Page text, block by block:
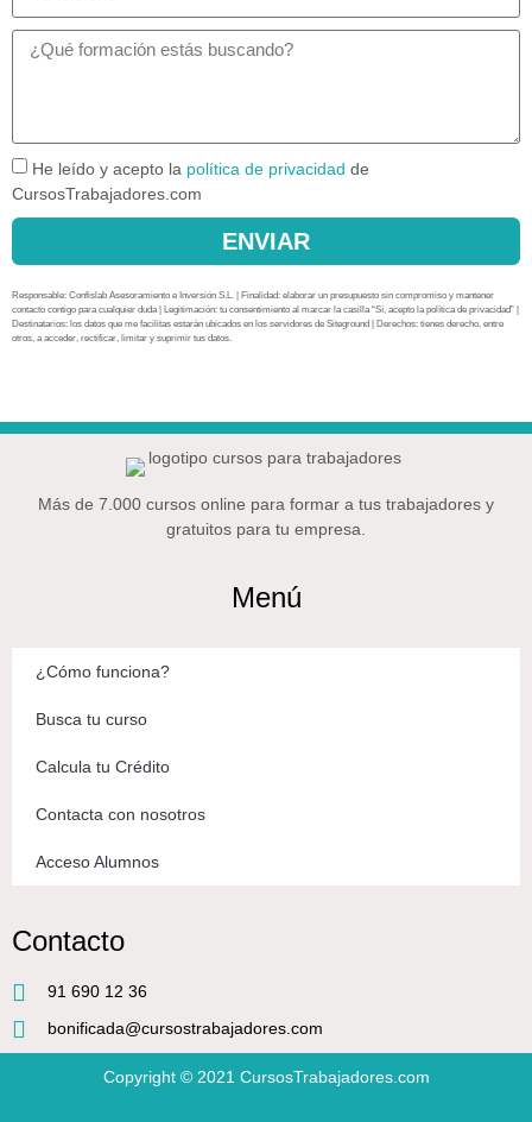
He leído y acepto la política de privacidad de
CursosTrabajadores.com
ENVIAR
Responsable: Confislab Asesoramiento e Inversión S.L. | Finalidad: elaborar un presupuesto sin compromiso y mantener
contacto contigo para cualquier duda | Legitimación: tu consentimiento al marcar la casilla “Sí, acepto la política de privacidad” |
Destinatarios: los datos que me facilitas estarán ubicados en los servidores de Siteground | Derechos: tienes derecho, entre
otros, a acceder, rectificar, limitar y suprimir tus datos.
Más de 7.000 cursos online para formar a tus trabajadores y
gratuitos para tu empresa.
Menú
¿Cómo funciona?
Busca tu curso
Calcula tu Crédito
Contacta con nosotros
Acceso Alumnos
Contacto
91 690 12 36
bonificada@cursostrabajadores.com
Copyright © 2021 CursosTrabajadores.com